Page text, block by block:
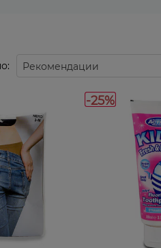
Рекомендации
-25%